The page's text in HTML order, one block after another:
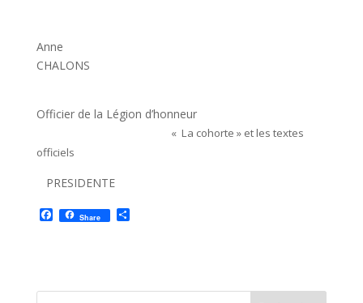
Anne
CHALONS
Officier de la Légion d’honneur
« La cohorte » et les textes
officiels
PRESIDENTE
F
a
o
Share P
e